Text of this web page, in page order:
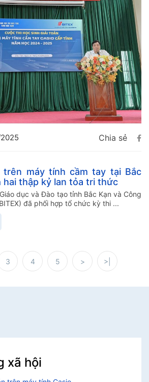
Chia sẻ
trên máy tính cầm tay tại Bắc
hai thập kỷ lan tỏa tri thức
dục và Đào tạo tỉnh Bắc Kạn và Công
đã phối hợp tổ chức kỳ thi ...
3 4 5 > >|
xã hội